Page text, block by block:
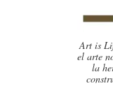
Art is
el arte
la